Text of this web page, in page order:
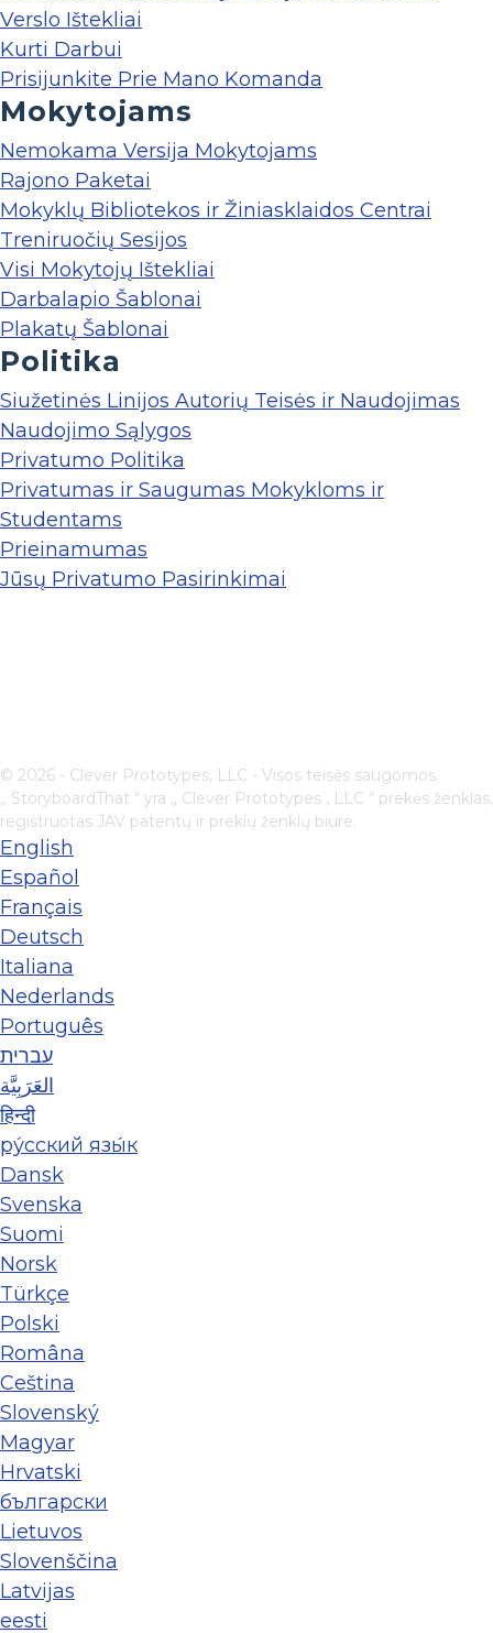
Verslo Ištekliai
Kurti Darbui
Prisijunkite Prie Mano Komanda
Mokytojams
Nemokama Versija Mokytojams
Rajono Paketai
Mokyklų Bibliotekos ir Žiniasklaidos Centrai
Treniruočių Sesijos
Visi Mokytojų Ištekliai
Darbalapio Šablonai
Plakatų Šablonai
Politika
Siužetinės Linijos Autorių Teisės ir Naudojimas
Naudojimo Sąlygos
Privatumo Politika
Privatumas ir Saugumas Mokykloms ir
Studentams
Prieinamumas
Jūsų Privatumo Pasirinkimai
© 2026 - Clever Prototypes, LLC - Visos teisės saugomos.
„ StoryboardThat “ yra „ Clever Prototypes , LLC “ prekės ženklas,
registruotas JAV patentų ir prekių ženklų biure.
English
Español
Français
Deutsch
Italiana
Nederlands
Português
עברית
العَرَبِيَّة
हिन्दी
ру́сский язы́к
Dansk
Svenska
Suomi
Norsk
Türkçe
Polski
Româna
Ceština
Slovenský
Magyar
Hrvatski
български
Lietuvos
Slovenščina
Latvijas
eesti